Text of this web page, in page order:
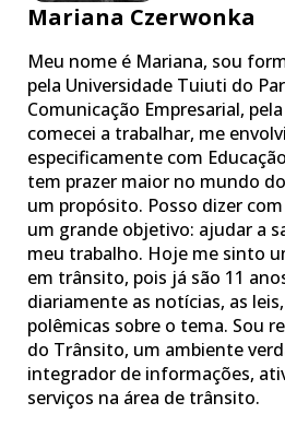
Mariana Czerwonka
Meu nome é Mariana, sou
pela Universidade Tuiuti do
Comunicação Empresarial,
comecei a trabalhar, me
especificamente com
tem prazer maior no mundo
um propósito. Posso dizer
um grande objetivo: ajudar a
meu trabalho. Hoje me sinto
em trânsito, pois já são 11
diariamente as notícias, as
polêmicas sobre o tema. Sou
do Trânsito, um ambiente
integrador de informações,
serviços na área de trânsito.